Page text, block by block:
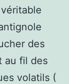
des
au fil des
volatils (